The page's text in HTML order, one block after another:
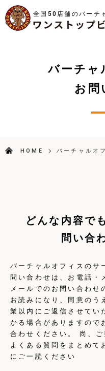
全国50店舗のバーチ
バーチャ
お問
HOME バーチャルオ
どんな内容で
問い合
バーチャルオフィスのサ
問い合わせは、お電話・
メールでのお問い合わせ
お読みになり、同意のう
業以内にご返信させてい
かる場合がありますので
合わせください。 尚、
よくある質問をまとめて
にご一読ください